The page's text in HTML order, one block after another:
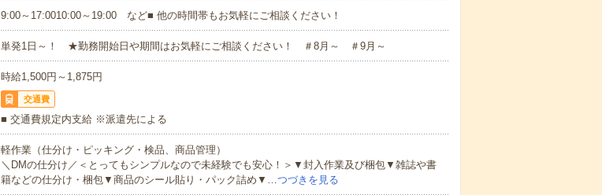
9:00～17:0010:00～19:00 など■ 他の時間帯もお気軽にご相談ください！
単発1日～！ ★勤務開始日や期間はお気軽にご相談ください！ ＃8月～ ＃9月～
時給1,500円～1,875円
交通費
■ 交通費規定内支給 ※派遣先による
軽作業（仕分け・ピッキング・検品、商品管理）
＼DMの仕分け／＜とってもシンプルなので未経験でも安心！＞▼封入作業及び梱包▼雑誌や書
籍などの仕分け・梱包▼商品のシール貼り・パック詰め▼…つづきを見る